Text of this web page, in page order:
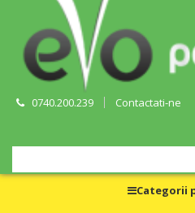
0740.200.239 Contactati-ne
Categorii